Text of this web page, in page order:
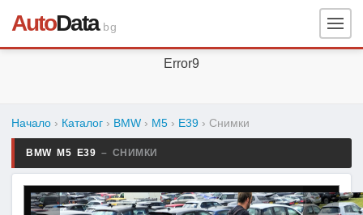
AutoData.bg
Error9
Начало › Каталог › BMW › M5 › E39 › Снимки
BMW M5 E39 – СНИМКИ